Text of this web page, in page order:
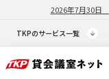
2026年7月30日
TKPのサービス一覧